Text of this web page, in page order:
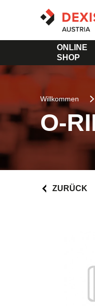
ONLINE
SHOP
Willkommen
O-
ZURÜCK